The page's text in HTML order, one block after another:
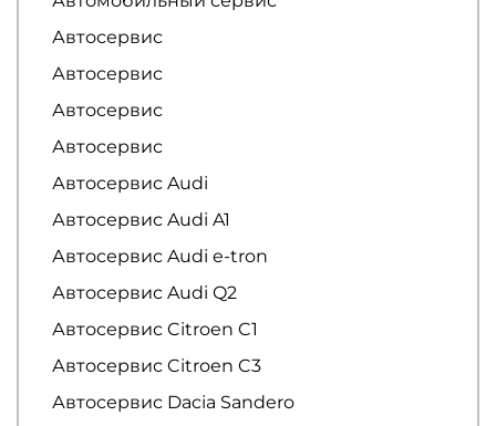
Автосервис
Автосервис
Автосервис
Автосервис
Автосервис Audi
Автосервис Audi A1
Автосервис Audi e-tron
Автосервис Audi Q2
Автосервис Citroen C1
Автосервис Citroen C3
Автосервис Dacia Sandero